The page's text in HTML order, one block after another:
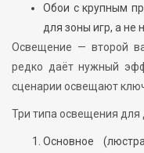
Обои с крупным
для зоны игр, а не
Освещение — второй
редко даёт нужный
сценарии освещают
Три типа освещения для
Основное